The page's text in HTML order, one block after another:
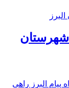
شهرستان